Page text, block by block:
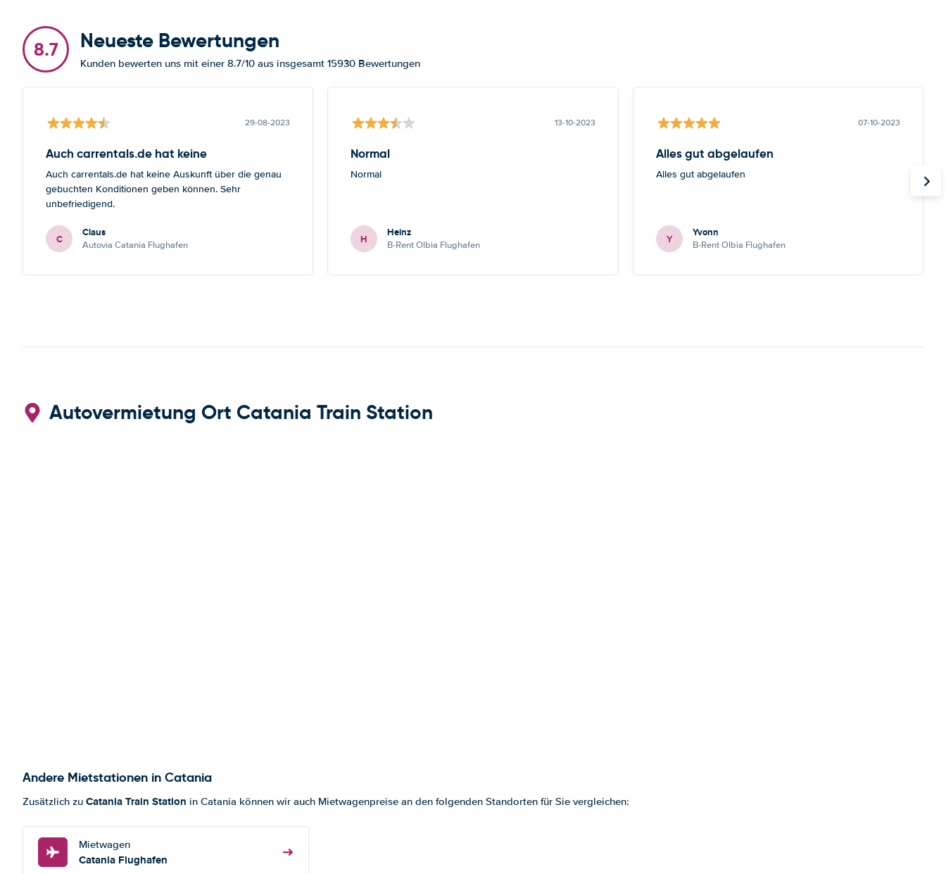
8.7 Neueste Bewertungen
Kunden bewerten uns mit einer 8.7/10 aus insgesamt 15930 Bewertungen
29-08-2023
Auch carrentals.de hat keine
Auch carrentals.de hat keine Auskunft über die genau
gebuchten Konditionen geben können. Sehr
unbefriedigend.
C Claus
Autovia Catania Flughafen
13-10-2023
Normal
Normal
H Heinz
B-Rent Olbia Flughafen
07-10-2023
Alles gut abgelaufen
Alles gut abgelaufen
Y Yvonn
B-Rent Olbia Flughafen
Autovermietung Ort Catania Train Station
Andere Mietstationen in Catania
Zusätzlich zu Catania Train Station in Catania können wir auch Mietwagenpreise an den folgenden Standorten für Sie vergleichen:
Mietwagen
Catania Flughafen